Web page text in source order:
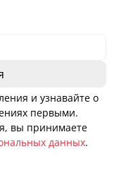
и узнавайте о
первыми.
вы принимаете
данных.